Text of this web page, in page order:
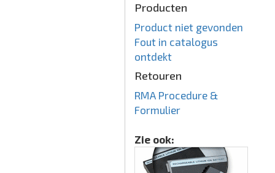
Producten
Product niet gevonden
Fout in catalogus
ontdekt
Retouren
RMA Procedure &
Formulier
Zie ook: